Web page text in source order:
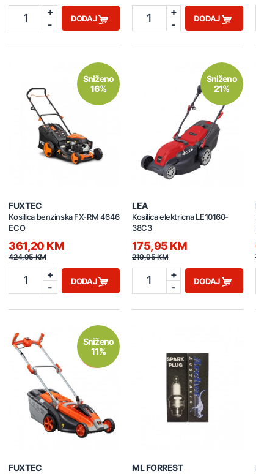
1
+
-
DODAJ 1
+
-
DODAJ
Sniženo
16%
FUXTEC
Kosilica benzinska FX-RM 4646
ECO
361,20 KM
424,95 KM
1
+
-
DODAJ
Sniženo
21%
LEA
Kosilica elektricna LE10160-
38C3
175,95 KM
219,95 KM
1
+
-
DODAJ
Sniženo
11%
FUXTEC ML FORREST